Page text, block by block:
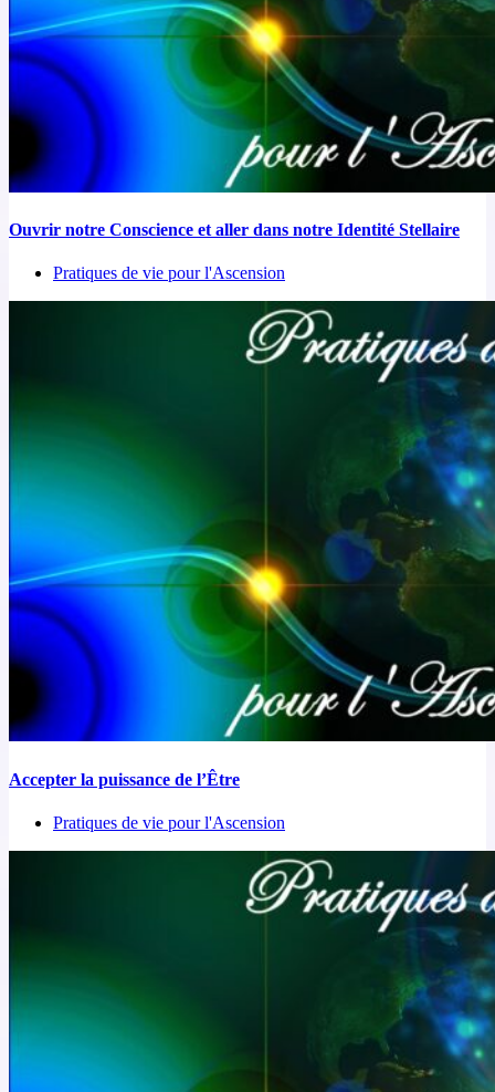
Ouvrir notre Conscience et aller dans notre Identité Stellaire
Pratiques de vie pour l'Ascension
Accepter la puissance de l’Être
Pratiques de vie pour l'Ascension